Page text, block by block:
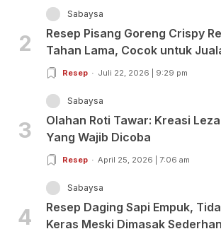
2
Sabaysa
Resep Pisang Goreng Crispy
Tahan Lama, Cocok untuk
Resep Juli 22, 2026 | 9:29 pm
3
Sabaysa
Olahan Roti Tawar: Kreasi
Yang Wajib Dicoba
Resep April 25, 2026 | 7:06 am
4
Sabaysa
Resep Daging Sapi Empuk,
Keras Meski Dimasak